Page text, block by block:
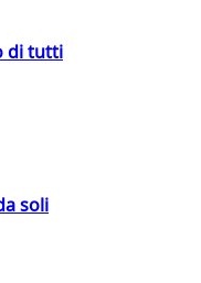
di tutti
soli